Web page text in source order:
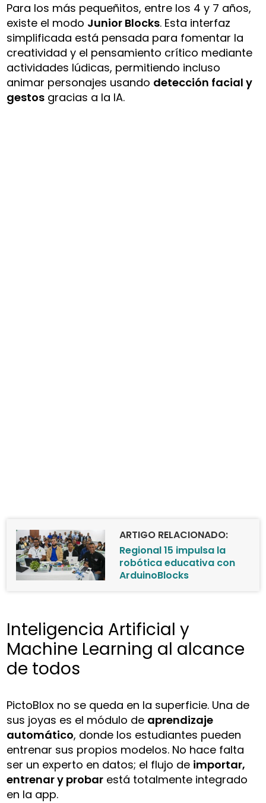
Para los más pequeñitos, entre los 4 y 7 años,
existe el modo Junior Blocks. Esta interfaz
simplificada está pensada para fomentar la
creatividad y el pensamiento crítico mediante
actividades lúdicas, permitiendo incluso
animar personajes usando detección facial y
gestos gracias a la IA.
ARTIGO RELACIONADO:
Regional 15 impulsa la
robótica educativa con
ArduinoBlocks
Inteligencia Artificial y
Machine Learning al alcance
de todos
PictoBlox no se queda en la superficie. Una de
sus joyas es el módulo de aprendizaje
automático, donde los estudiantes pueden
entrenar sus propios modelos. No hace falta
ser un experto en datos; el flujo de importar,
entrenar y probar está totalmente integrado
en la app.